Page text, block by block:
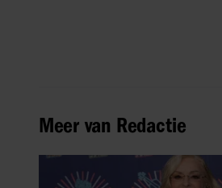
Meer van Redactie